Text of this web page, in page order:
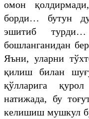
омон
борди… бутун
эшитиб
бошланганидан
Яъни, уларни
қилиш билан
қўлларига
натижада, бу
келишиш мушкул